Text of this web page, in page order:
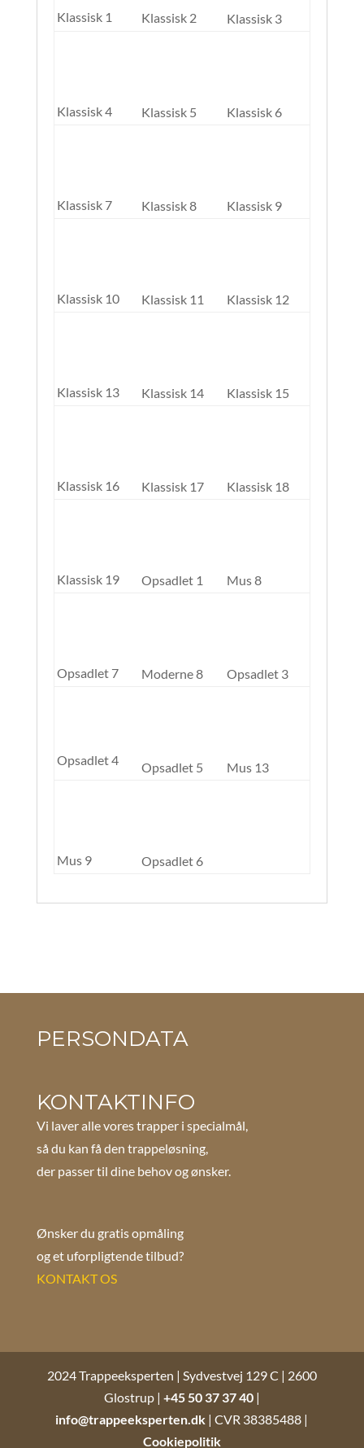
Klassisk 1 Klassisk 2 Klassisk 3
Klassisk 4 Klassisk 5 Klassisk 6
Klassisk 7 Klassisk 8 Klassisk 9
Klassisk 10 Klassisk 11 Klassisk 12
Klassisk 13 Klassisk 14 Klassisk 15
Klassisk 16 Klassisk 17 Klassisk 18
Klassisk 19 Opsadlet 1 Mus 8
Opsadlet 7 Moderne 8 Opsadlet 3
Opsadlet 4 Opsadlet 5 Mus 13
Mus 9 Opsadlet 6
PERSONDATA
KONTAKTINFO
Vi laver alle vores trapper i specialmål,
så du kan få den trappeløsning,
der passer til dine behov og ønsker.
Ønsker du gratis opmåling
og et uforpligtende tilbud?
KONTAKT OS
2024 Trappeeksperten | Sydvestvej 129 C | 2600
Glostrup | +45 50 37 37 40|
info@trappeeksperten.dk | CVR 38385488 |
Cookiepolitik